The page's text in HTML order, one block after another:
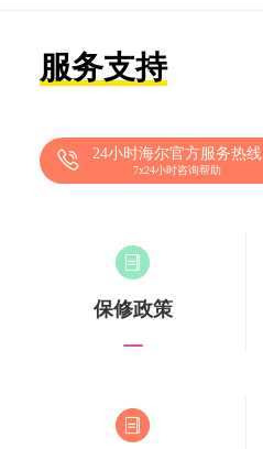
服务支持
24小时海尔官方服务热线
7x24小时咨询帮助
保修政策